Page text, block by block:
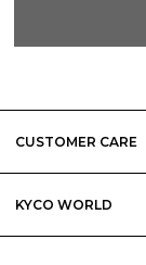
CUSTOMER CARE
KYCO WORLD